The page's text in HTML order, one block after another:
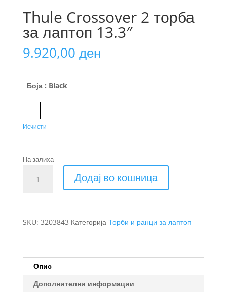
Thule Crossover 2 торба
за лаптоп 13.3″
9.920,00 ден
Боја : Black
Исчисти
На залиха
Crossover
Додај во кошница
SKU: 3203843 Категорија Торби и ранци за лаптоп
Опис
Дополнителни информации